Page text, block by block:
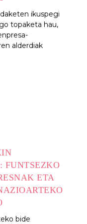
ikuspegi
topaketa hau,
alderdiak
FUNTSEZKO
ETA
bide